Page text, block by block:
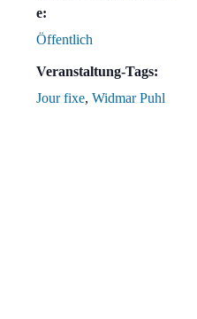
e:
Öffentlich
Veranstaltung-Tags:
Jour fixe, Widmar Puhl